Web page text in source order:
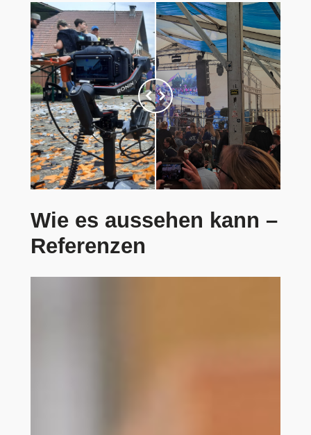
Wie es aussehen kann –
Referenzen